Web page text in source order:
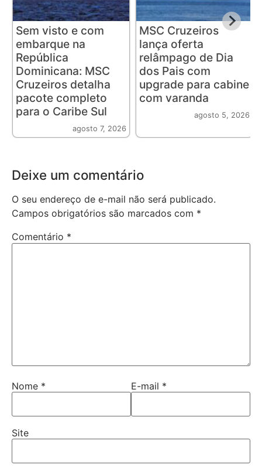
Sem visto e com
embarque na
República
Dominicana: MSC
Cruzeiros detalha
pacote completo
para o Caribe Sul
agosto 7, 2026
MSC Cruzeiros
lança oferta
relâmpago de Dia
dos Pais com
upgrade para cabine
com varanda
agosto 5, 2026
Deixe um comentário
O seu endereço de e-mail não será publicado.
Campos obrigatórios são marcados com *
Comentário *
Nome * E-mail *
Site